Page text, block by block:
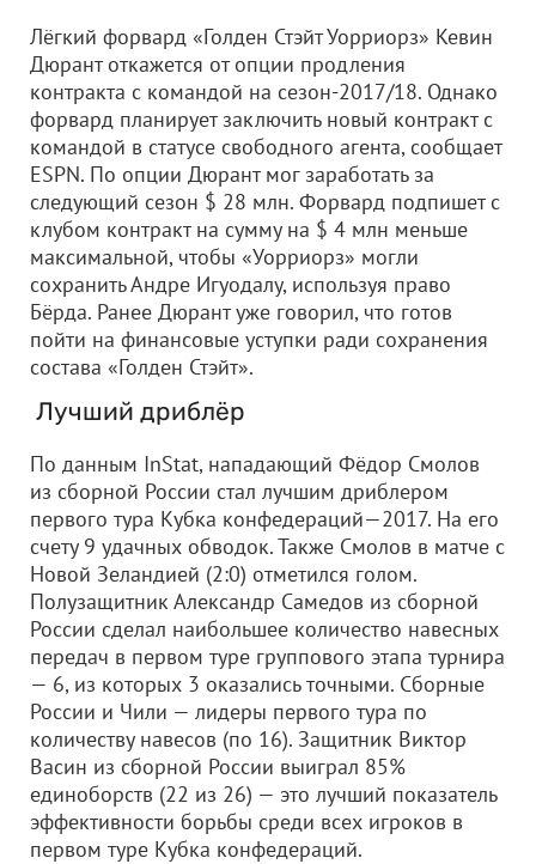
Лёгкий форвард «Голден Стэйт Уорриорз» Кевин
Дюрант откажется от опции продления
контракта с командой на сезон-2017/18. Однако
форвард планирует заключить новый контракт с
командой в статусе свободного агента, сообщает
ESPN. По опции Дюрант мог заработать за
следующий сезон $ 28 млн. Форвард подпишет с
клубом контракт на сумму на $ 4 млн меньше
максимальной, чтобы «Уорриорз» могли
сохранить Андре Игуодалу, используя право
Бёрда. Ранее Дюрант уже говорил, что готов
пойти на финансовые уступки ради сохранения
состава «Голден Стэйт».
Лучший дриблёр
По данным InStat, нападающий Фёдор Смолов
из сборной России стал лучшим дриблером
первого тура Кубка конфедераций—2017. На его
счету 9 удачных обводок. Также Смолов в матче с
Новой Зеландией (2:0) отметился голом.
Полузащитник Александр Самедов из сборной
России сделал наибольшее количество навесных
передач в первом туре группового этапа турнира
— 6, из которых 3 оказались точными. Сборные
России и Чили — лидеры первого тура по
количеству навесов (по 16). Защитник Виктор
Васин из сборной России выиграл 85%
единоборств (22 из 26) — это лучший показатель
эффективности борьбы среди всех игроков в
первом туре Кубка конфедераций.